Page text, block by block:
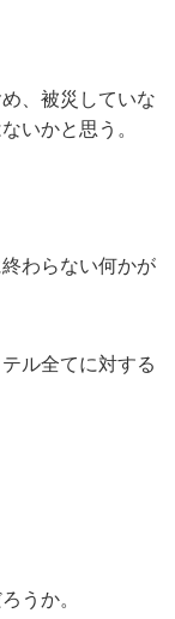
、被災していな
いかと思う。
わらない何かが
ル全てに対する
うか。